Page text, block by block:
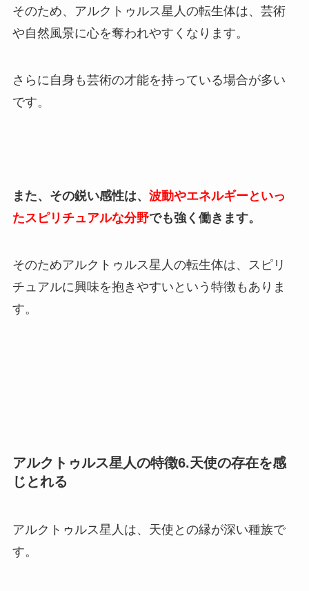
そのため、アルクトゥルス星人の転生体は、芸術
や自然風景に心を奪われやすくなります。
さらに自身も芸術の才能を持っている場合が多い
です。
また、その鋭い感性は、 波動やエネルギーといっ
たスピリチュアルな分野でも強く働きます。
そのためアルクトゥルス星人の転生体は、スピリ
チュアルに興味を抱きやすいという特徴もありま
す。
アルクトゥルス星人の特徴6.天使の存在を感
じとれる
アルクトゥルス星人は、天使との縁が深い種族で
す。